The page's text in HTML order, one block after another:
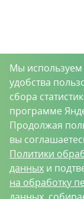
Мы
удобства
сбора
программе
Продолжая
вы
Политики
данных и
на обработку